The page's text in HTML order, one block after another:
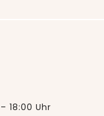
18:00 Uhr